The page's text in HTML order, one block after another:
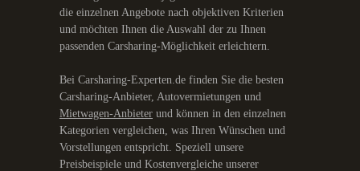
die einzelnen Angebote nach objektiven Kriterien
und möchten Ihnen die Auswahl der zu Ihnen
passenden Carsharing-Möglichkeit erleichtern.
Bei Carsharing-Experten.de finden Sie die besten
Carsharing-Anbieter, Autovermietungen und
Mietwagen-Anbieter und können in den einzelnen
Kategorien vergleichen, was Ihren Wünschen und
Vorstellungen entspricht. Speziell unsere
Preisbeispiele und Kostenvergleiche unserer